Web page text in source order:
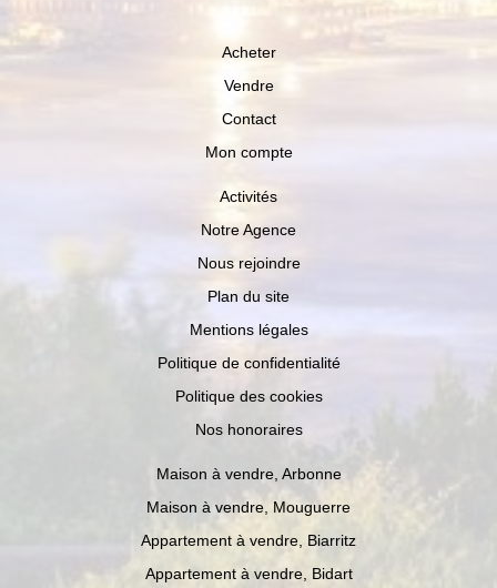
Acheter
Vendre
Contact
Mon compte
Activités
Notre Agence
Nous rejoindre
Plan du site
Mentions légales
Politique de confidentialité
Politique des cookies
Nos honoraires
Maison à vendre, Arbonne
Maison à vendre, Mouguerre
Appartement à vendre, Biarritz
Appartement à vendre, Bidart